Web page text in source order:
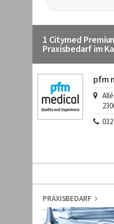
1 Citymed
Praxisbedarf im
pfm
PRAXISBEDARF